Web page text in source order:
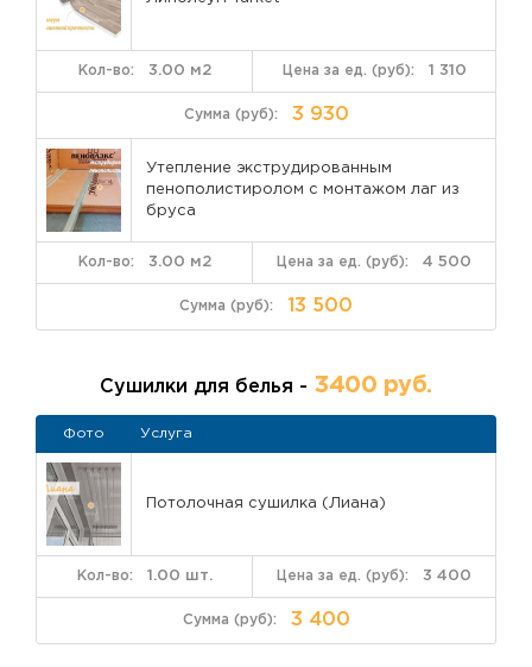
документ, который защищает ваши инвестиции.
Готовы превратить балкон в любимое место
квартиры?Не откладывайте комфорт. Напишите
заказать французское остекление
балконапод ключ.
1 310
3.00 м2
3 930
Утепление экструдированным
пенополистиролом с монтажом лаг из
бруса
4 500
3.00 м2
13 500
Сушилки для белья - 3400 руб.
Фото Услуга
Потолочная сушилка (Лиана)
3 400
1.00 шт.
3 400